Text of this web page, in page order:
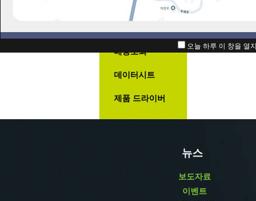
오늘 하루 이 창을 열
자주묻는질문
배송조회
데이터시트
제품 드라이버
뉴스
보도자료
이벤트